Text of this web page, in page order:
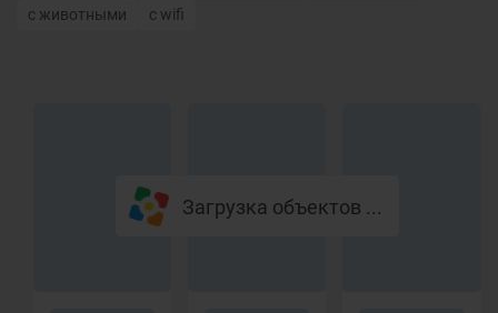
с животными
с wifi
Загрузка объектов ...